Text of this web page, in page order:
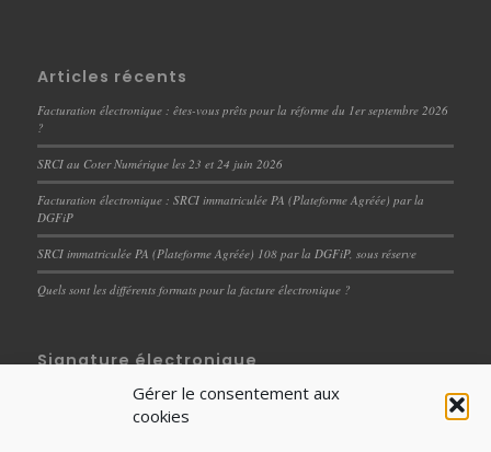
Gérer le consentement aux
cookies
Articles récents
Facturation électronique : êtes-vous prêts pour la réforme du 1er septembre 2026
?
SRCI au Coter Numérique les 23 et 24 juin 2026
Facturation électronique : SRCI immatriculée PA (Plateforme Agréée) par la
DGFiP
SRCI immatriculée PA (Plateforme Agréée) 108 par la DGFiP, sous réserve
Quels sont les différents formats pour la facture électronique ?
Signature électronique
Dématérialisation des documents RH : un levier de
performance et de professionnalisation des processus